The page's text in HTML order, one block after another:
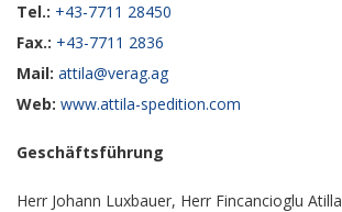
Tel.: +43-7711 28450
Fax.: +43-7711 2836
Mail: attila@verag.ag
Web: www.attila-spedition.com
Geschäftsführung
Herr Johann Luxbauer, Herr Fincancioglu Atilla